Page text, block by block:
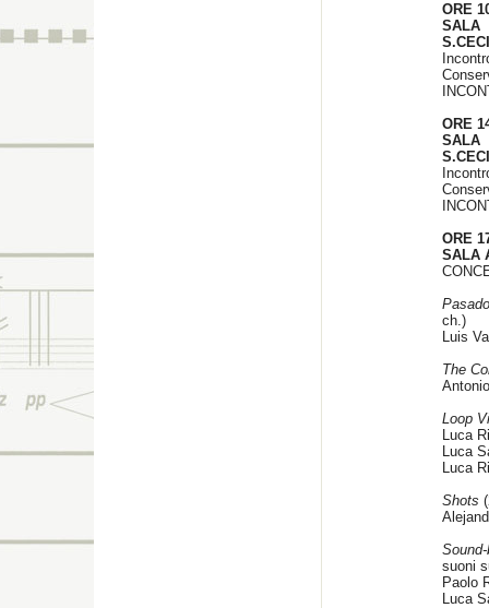
ORE
ORE
ORE
SALA
ch.)
Luis
The
Loop
Luca
Luca
Luca
Shots
suoni
Paolo
Luca